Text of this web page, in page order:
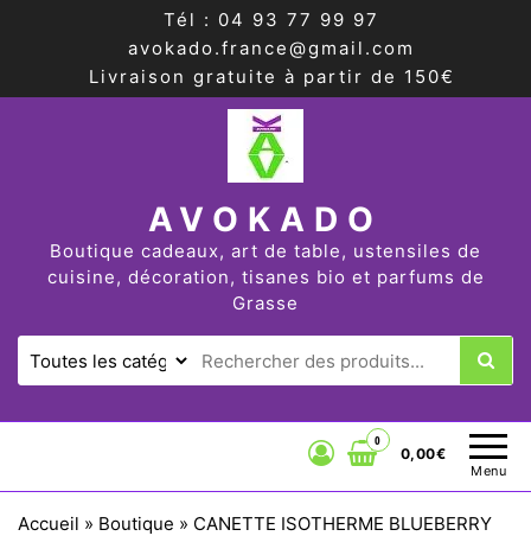
Tél : 04 93 77 99 97
avokado.france@gmail.com
Livraison gratuite à partir de 150€
AVOKADO
Boutique cadeaux, art de table, ustensiles de
cuisine, décoration, tisanes bio et parfums de
Grasse
Menu
0
0,00€
Accueil » Boutique » CANETTE ISOTHERME BLUEBERRY